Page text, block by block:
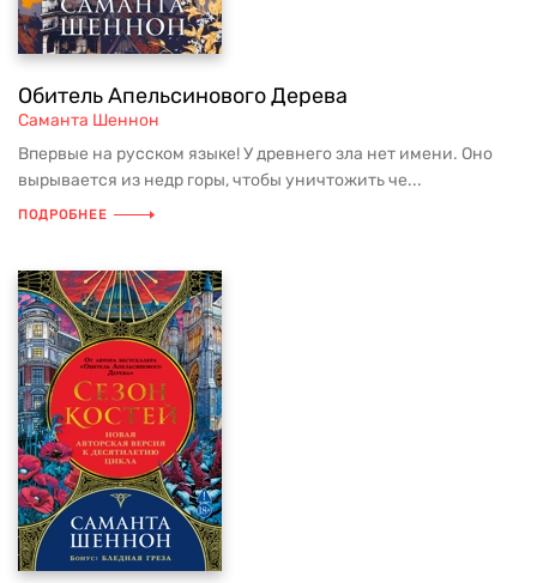
Обитель Апельсинового Дерева
Саманта Шеннон
Впервые на русском языке! У древнего зла нет имени. Оно
вырывается из недр горы, чтобы уничтожить че...
ПОДРОБНЕЕ